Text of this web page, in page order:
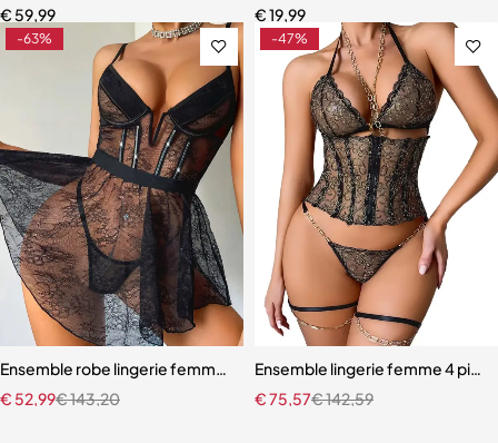
€ 59,99
€19,99
-63%
Ensemble robe lingerie femme – Dentelle française avec effet
€143,20
€ 52,99
-47%
Ensemble lingerie femme 4
€142,59
€75,57